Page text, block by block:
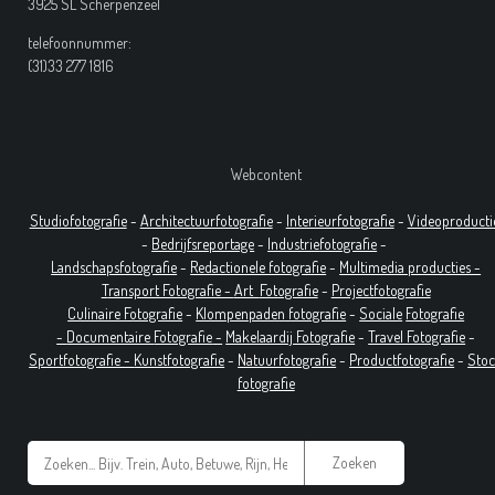
3925 SL Scherpenzeel
telefoonnummer:
(31)33 277 1816
Webcontent
Studiofotografie- Architectuurfotografie- Interieurfotografie-
- Bedrijfsreportage- Industriefotografie-
Landschapsfotografie- Redactionele fotografie- Multimedia producties -
Transport Fotografie - Art Fotografie- Projectfotografie
Culinaire Fotografie- Klompenpaden fotografie-Sociale Fotografie
- Documentaire Fotografie- Makelaardij Fotografie-Travel Fotografie-
Sportfotografie - Kunstfotografie- Natuurfotografie- Productfotografie-
fotografie
Zoeken